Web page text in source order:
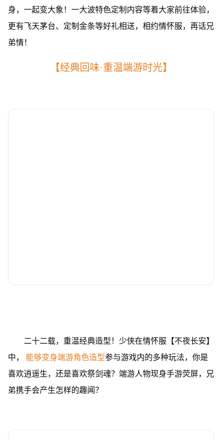
身，一起变大象！一大波特色定制内容等着大家前往体验，
更有飞天茅台、定制金条等好礼相送，相约情怀服，再话兄
弟情！
【经典回味·重温端游时光】
二十二载，重温经典造型！少侠在情怀服【不夜长安】
中， 能够变身端游角色造型参与游戏内的多种玩法，你是
喜欢逍遥生，还是喜欢祭剑魂？端游人物现身手游荧屏，兄
弟携手会产生怎样的趣闻？